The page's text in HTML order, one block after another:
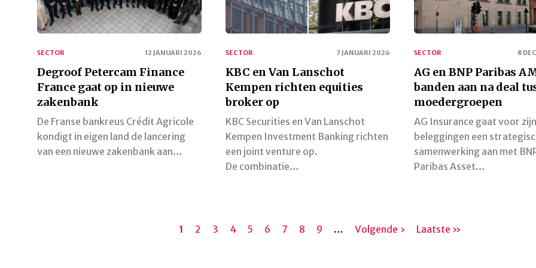
SECTOR 12 JANUARI 2026
Degroof Petercam Finance
France gaat op in nieuwe
zakenbank
De Franse bankreus Crédit Agricole
kondigt in eigen land de lancering
van een nieuwe zakenbank aan…
SECTOR 7 JANUARI 2026
KBC en Van Lanschot
Kempen richten equities
broker op
KBC Securities en Van Lanschot
Kempen Investment Banking richten
een joint venture op.
De combinatie…
SECTOR 8
AG en BNP Paribas
banden aan na deal
moedergroepen
AG Insurance gaat voor zijn
beleggingen een
samenwerking aan met
Paribas Asset…
Huidige
1 Pagina
2 Pagina
3 Pagina
4 Pagina
5 Pagina
6 Pagina
7 Pagina
8 Pagina
9 …
Volgende
Volgende ›
Laatste
Laatste »